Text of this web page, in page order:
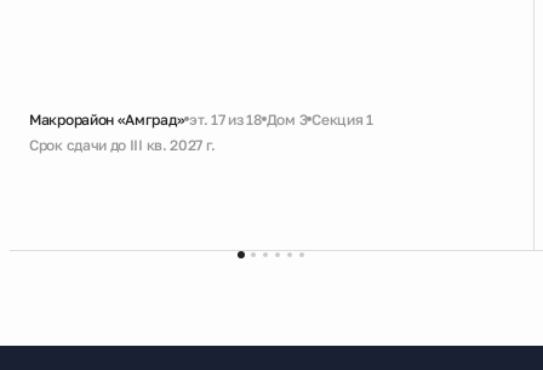
Макрорайон «Амград» эт. 17 из 18 Дом 3 Секция 1
Срок сдачи до III кв. 2027 г.